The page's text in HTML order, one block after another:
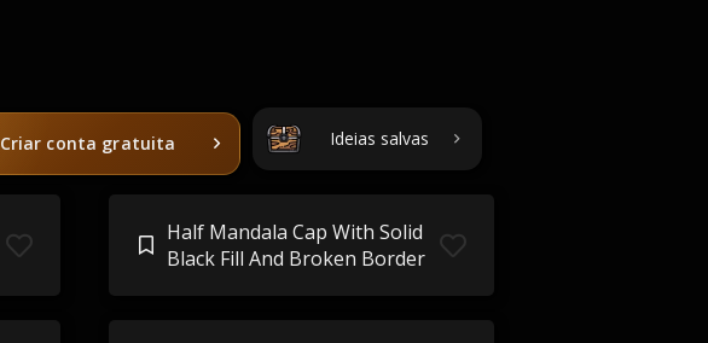
Criar conta gratuita Ideias salvas
Half Mandala Cap With Solid
Black Fill And Broken Border